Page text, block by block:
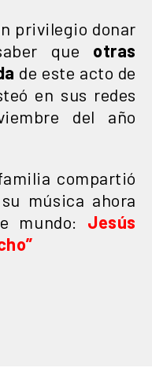
privilegio donar
que otras
de este acto de
en sus redes
del año
compartió
música ahora
mundo: Jesús